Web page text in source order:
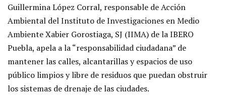
Guillermina López Corral, responsable de Acción
Ambiental del Instituto de Investigaciones en Medio
Ambiente Xabier Gorostiaga, SJ (IIMA) de la IBERO
Puebla, apela a la “responsabilidad ciudadana” de
mantener las calles, alcantarillas y espacios de uso
público limpios y libre de residuos que puedan obstruir
los sistemas de drenaje de las ciudades.